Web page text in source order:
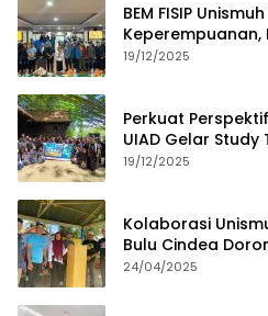
BEM FISIP
dan Budaya Lokal
19/12/2025
Perkuat
UIAD Gelar Study
19/12/2025
Kolaborasi
Bulu Cindea
24/04/2025